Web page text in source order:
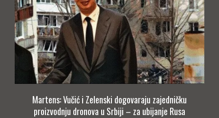
Martens: Vučić i Zelenski dogovaraju zajedničku
proizvodnju dronova u Srbiji – za ubijanje Rusa